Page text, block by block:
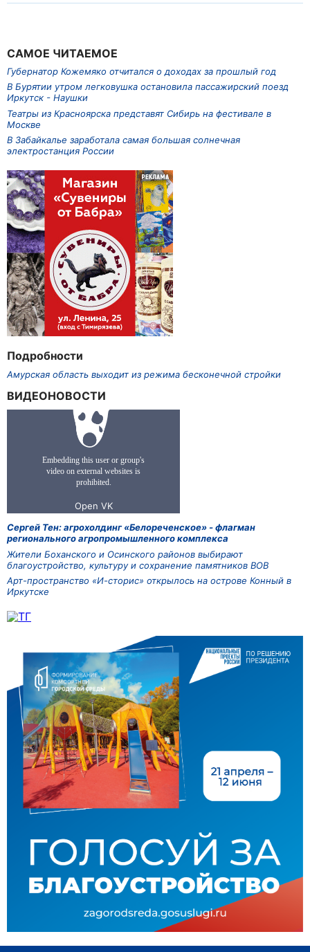
САМОЕ ЧИТАЕМОЕ
Губернатор Кожемяко отчитался о доходах за прошлый год
В Бурятии утром легковушка остановила пассажирский поезд
Иркутск - Наушки
Театры из Красноярска представят Сибирь на фестивале в
Москве
В Забайкалье заработала самая большая солнечная
электростанция России
Подробности
Амурская область выходит из режима бесконечной стройки
ВИДЕОНОВОСТИ
Сергей Тен: агрохолдинг «Белореченское» - флагман
регионального агропромышленного комплекса
Жители Боханского и Осинского районов выбирают
благоустройство, культуру и сохранение памятников ВОВ
Арт-пространство «И-сторис» открылось на острове Конный в
Иркутске